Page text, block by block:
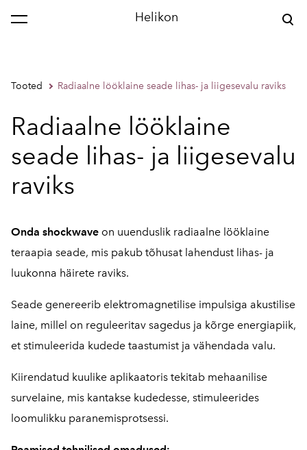
Helikon
Tooted Radiaalne lööklaine seade lihas- ja liigesevalu raviks
Radiaalne lööklaine
seade lihas- ja liigesevalu
raviks
Onda shockwave on uuenduslik radiaalne lööklaine
teraapia seade, mis pakub tõhusat lahendust lihas- ja
luukonna häirete raviks.
Seade genereerib elektromagnetilise impulsiga akustilise
laine, millel on reguleeritav sagedus ja kõrge energiapiik,
et stimuleerida kudede taastumist ja vähendada valu.
Kiirendatud kuulike aplikaatoris tekitab mehaanilise
survelaine, mis kantakse kudedesse, stimuleerides
loomulikku paranemisprotsessi.